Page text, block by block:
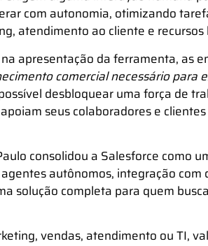
com autonomia, otimizando
atendimento ao cliente e recursos
apresentação da ferramenta, as
comercial necessário para
desbloquear uma força de
seus colaboradores e
consolidou a Salesforce como
autônomos, integração
solução completa para quem
vendas, atendimento ou TI,